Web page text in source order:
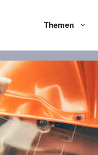
Themen